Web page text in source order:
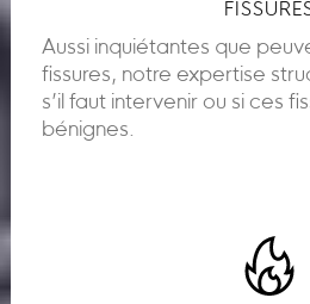
Aussi inquiétantes que
fissures, notre expertise
s’il faut intervenir ou si ces
bénignes.